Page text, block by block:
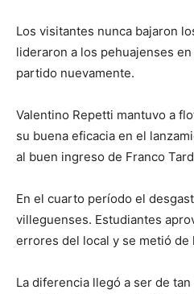
Los visitantes nunca bajaron
lideraron a los pehuajenses
partido nuevamente.
Valentino Repetti mantuvo a
su buena eficacia en el
al buen ingreso de Franco
En el cuarto período el
villeguenses. Estudiantes
errores del local y se metió de
La diferencia llegó a ser de